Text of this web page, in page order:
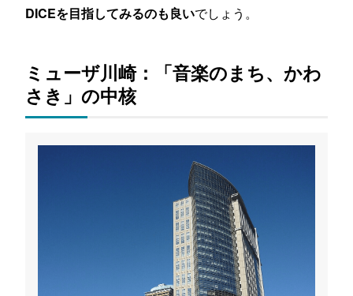
DICEを目指してみるのも良いでしょう。
ミューザ川崎：「音楽のまち、かわ
さき」の中核